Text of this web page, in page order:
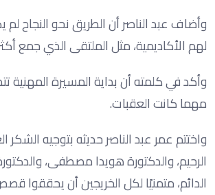
وأضاف عبد الناصر أن الطريق نحو النجاح لم
لهم الأكاديمية، مثل الملتقى الذي جمع أكثر من 30 مؤسسة إعلامية بحثًا عن
وأكد في كلمته أن بداية المسيرة المهنية
مهما كانت العقبات.
واختتم عمر عبد الناصر حديثه بتوجيه
الرحيم، والدكتورة هويدا مصطفى،
الدائم، متمنيًا لكل الخريجين أن